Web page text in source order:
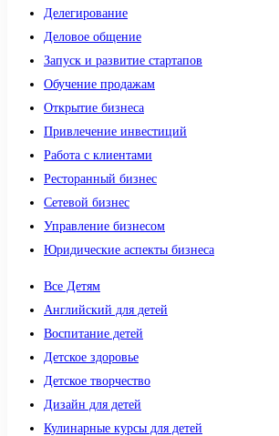
Делегирование
Деловое общение
Запуск и развитие стартапов
Обучение продажам
Открытие бизнеса
Привлечение инвестиций
Работа с клиентами
Ресторанный бизнес
Сетевой бизнес
Управление бизнесом
Юридические аспекты бизнеса
Все Детям
Английский для детей
Воспитание детей
Детское здоровье
Детское творчество
Дизайн для детей
Кулинарные курсы для детей